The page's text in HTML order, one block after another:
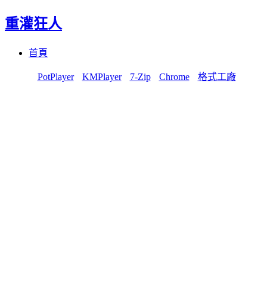
重灌狂人
首頁
PotPlayer KMPlayer 7-Zip Chrome 格式工廠